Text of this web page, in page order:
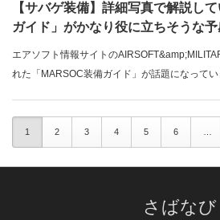
【サバゲ装備】詳細写真で解説し
ガイド」がかなり役に立ちそうな予
エアソフト情報サイトの
れた「MARSOC装備ガイド」が話題になって
1 2 3 4 5 6